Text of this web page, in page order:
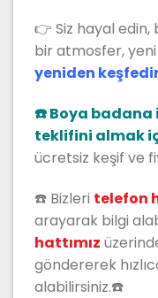
👉 Siz hayal edin,
bir atmosfer,
yeniden
☎️ Boya badana
teklifini almak
ücretsiz keşif ve
☎️ Bizleri telefon
arayarak bilgi
hattımız
göndererek
alabilirsiniz.☎️